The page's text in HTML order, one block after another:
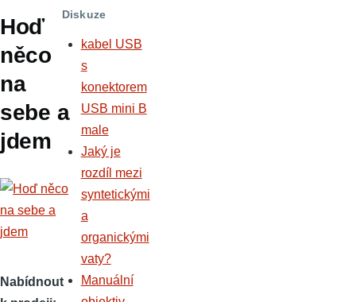
navigace
Hoď
něco
na
sebe a
jdem
Nabídnout
Diskuze
kabel USB
s
konektorem
USB mini B
male
Jaký je
rozdíl mezi
syntetickými
a
organickými
vaty?
Manuální